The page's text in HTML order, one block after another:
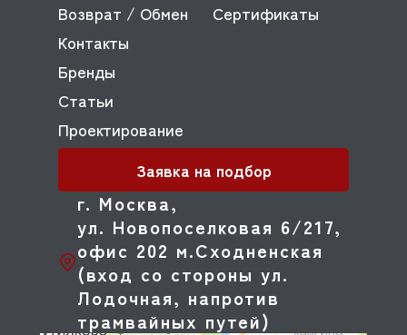
г. Москва,
ул. Новопоселковая 6/217,
офис 202 м.Сходненская
(вход со стороны ул.
Лодочная, напротив
трамвайных путей)
Возврат / Обмен
Сертификаты
Контакты
Бренды
Статьи
Проектирование
Заявка на подбор